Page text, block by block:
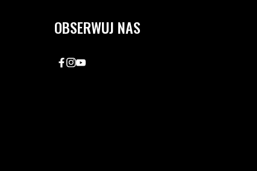
OBSERWUJ NAS
Facebook
Instagram
Youtube